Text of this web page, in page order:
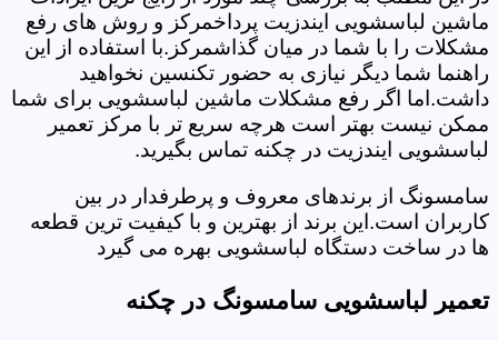
ماشین لباسشویی ایندزیت پرداخمرکز و روش های رفع
مشکلات را با شما در میان گذاشمرکز.با استفاده از این
راهنما شما دیگر نیازی به حضور تکنسین نخواهید
داشت.اما اگر رفع مشکلات ماشین لباسشویی برای شما
ممکن نیست بهتر است هرچه سریع تر با مرکز تعمیر
لباسشویی ایندزیت در چکنه تماس بگیرید.
سامسونگ از برندهای معروف و پرطرفدار در بین
کاربران است.این برند از بهترین و با کیفیت ترین قطعه
ها در ساخت دستگاه لباسشویی بهره می گیرد
تعمیر لباسشویی سامسونگ در چکنه